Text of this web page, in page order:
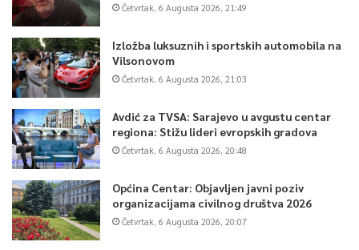
Četvrtak, 6 Augusta 2026, 21:49
Izložba luksuznih i sportskih automobila na
Vilsonovom
Četvrtak, 6 Augusta 2026, 21:03
Avdić za TVSA: Sarajevo u avgustu centar
regiona: Stižu lideri evropskih gradova
Četvrtak, 6 Augusta 2026, 20:48
Općina Centar: Objavljen javni poziv
organizacijama civilnog društva 2026
Četvrtak, 6 Augusta 2026, 20:07